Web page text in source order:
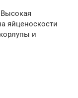
яйценоскости
и